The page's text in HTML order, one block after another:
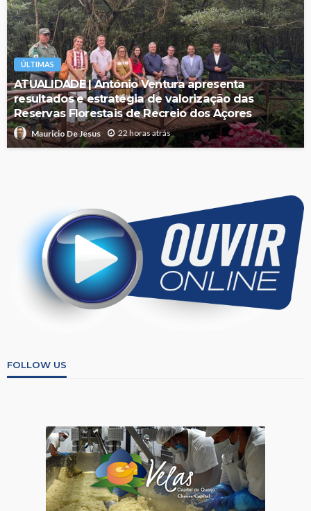
ÚLTIMAS
ATUALIDADE | António Ventura apresenta
resultados e estratégia de valorização das
Reservas Florestais de Recreio dos Açores
Mauricio De Jesus 22 horas atrás
FOLLOW US